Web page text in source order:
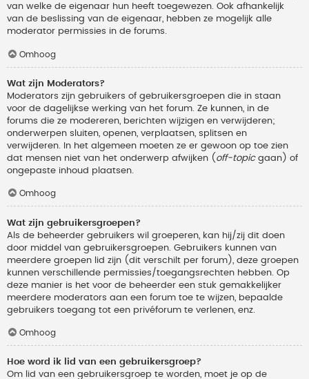
van welke de eigenaar hun heeft toegewezen. Ook afhankelijk
van de beslissing van de eigenaar, hebben ze mogelijk alle
moderator permissies in de forums.
Omhoog
Wat zijn Moderators?
Moderators zijn gebruikers of gebruikersgroepen die in staan
voor de dagelijkse werking van het forum. Ze kunnen, in de
forums die ze modereren, berichten wijzigen en verwijderen;
onderwerpen sluiten, openen, verplaatsen, splitsen en
verwijderen. In het algemeen moeten ze er gewoon op toe zien
dat mensen niet van het onderwerp afwijken ( off-topicgaan) of
ongepaste inhoud plaatsen.
Omhoog
Wat zijn gebruikersgroepen?
Als de beheerder gebruikers wil groeperen, kan hij/zij dit doen
door middel van gebruikersgroepen. Gebruikers kunnen van
meerdere groepen lid zijn (dit verschilt per forum), deze groepen
kunnen verschillende permissies/toegangsrechten hebben. Op
deze manier is het voor de beheerder een stuk gemakkelijker
meerdere moderators aan een forum toe te wijzen, bepaalde
gebruikers toegang tot een privéforum te verlenen, enz.
Omhoog
Hoe word ik lid van een gebruikersgroep?
Om lid van een gebruikersgroep te worden, moet je op de